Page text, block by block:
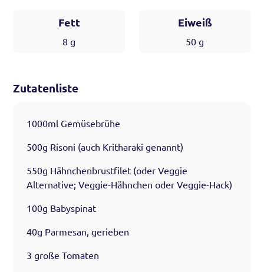
Fett
8 g
Eiweiß
50 g
Zutatenliste
1000ml Gemüsebrühe
500g Risoni (auch Kritharaki genannt)
550g Hähnchenbrustfilet (oder Veggie
Alternative; Veggie-Hähnchen oder Veggie-Hack)
100g Babyspinat
40g Parmesan, gerieben
3 große Tomaten